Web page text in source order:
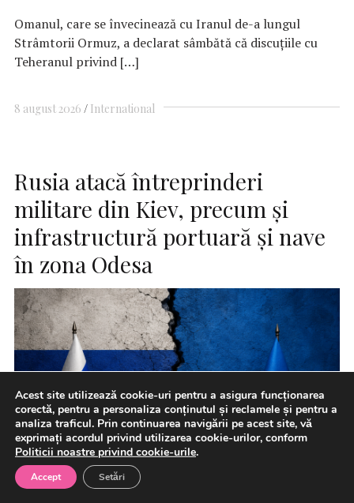
Omanul, care se învecinează cu Iranul de-a lungul
Strâmtorii Ormuz, a declarat sâmbătă că discuţiile cu
Teheranul privind […]
8 august 2026 International
Rusia atacă întreprinderi
militare din Kiev, precum şi
infrastructură portuară şi nave
în zona Odesa
Acest site utilizează cookie-uri pentru a asigura funcționarea
corectă, pentru a personaliza conținutul și reclamele și pentru a
analiza traficul. Prin continuarea navigării pe acest site, vă
exprimați acordul privind utilizarea cookie-urilor, conform
Politicii noastre privind cookie-urile.
Accept Setări